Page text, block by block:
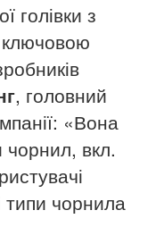
голівки з
, головний
«Вона
чорнил, вкл.
типи чорнила